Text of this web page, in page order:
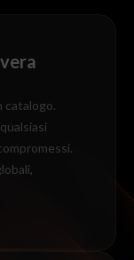
catalogo.